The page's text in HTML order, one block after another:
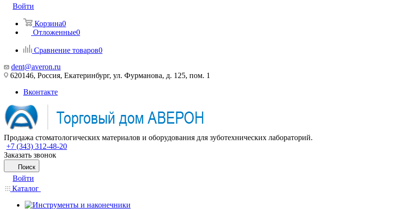
Войти
Корзина0
Отложенные0
Сравнение товаров0
dent@averon.ru
620146, Россия, Екатеринбург, ул. Фурманова, д. 125, пом. 1
Вконтакте
Продажа стоматологических материалов и оборудования для зуботехнических лабораторий.
+7 (343) 312-48-20
Заказать звонок
Поиск
Войти
Каталог